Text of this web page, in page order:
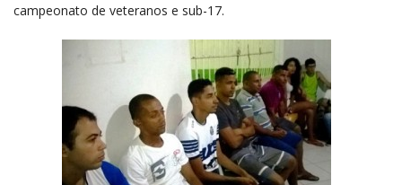
campeonato de veteranos e sub-17.